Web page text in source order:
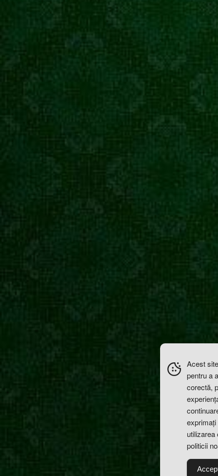
Acest
pentru a
corectă,
politicii